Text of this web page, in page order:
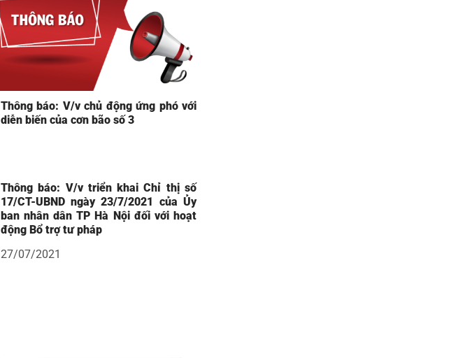
Thông báo: V/v chủ động ứng phó với
diễn biến của cơn bão số 3
Thông báo: V/v triển khai Chỉ thị số
17/CT-UBND ngày 23/7/2021 của Ủy
ban nhân dân TP Hà Nội đối với hoạt
động Bổ trợ tư pháp
27/07/2021